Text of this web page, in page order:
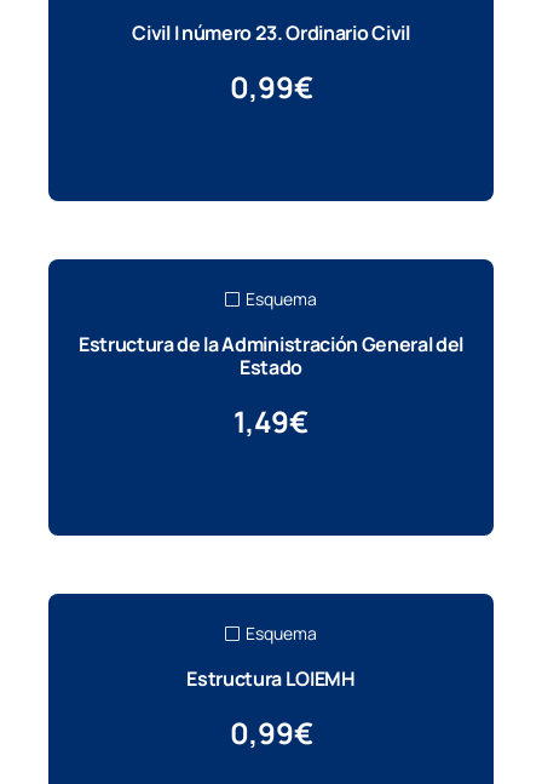
Civil I número 23. Ordinario Civil
0,99€
Esquema
Estructura de la Administración General del
Estado
1,49€
Esquema
Estructura LOIEMH
0,99€